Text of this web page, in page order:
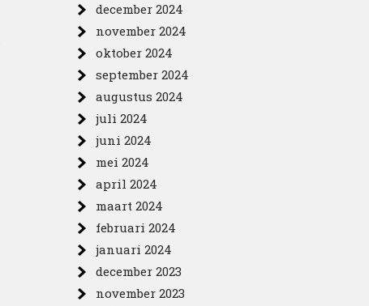
december 2024
november 2024
oktober 2024
september 2024
augustus 2024
juli 2024
juni 2024
mei 2024
april 2024
maart 2024
februari 2024
januari 2024
december 2023
november 2023